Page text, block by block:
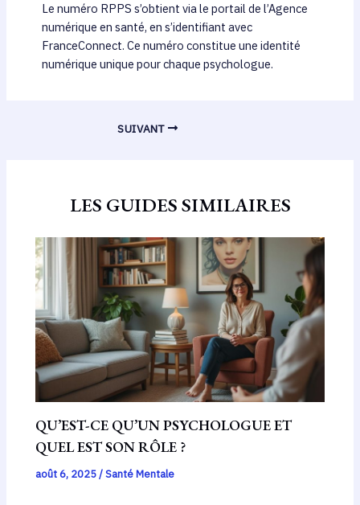
Le numéro RPPS s’obtient via le portail de l’Agence
numérique en santé, en s’identifiant avec
FranceConnect. Ce numéro constitue une identité
numérique unique pour chaque psychologue.
SUIVANT
LES GUIDES SIMILAIRES
QU’EST-CE QU’UN PSYCHOLOGUE ET
QUEL EST SON RÔLE ?
août 6, 2025/Santé Mentale